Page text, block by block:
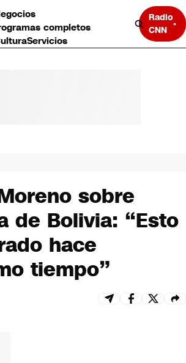
completos
Servicios
Radio
CNN
sobre
de Bolivia: “Esto
hace
tiempo”